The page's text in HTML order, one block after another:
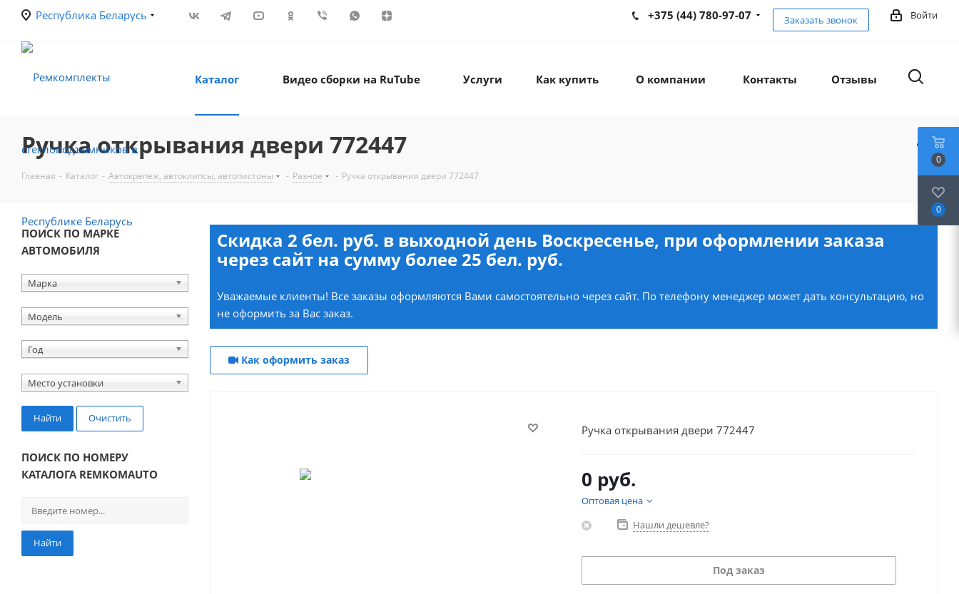
Республика Беларусь Войти
+375 (44) 780-97-07 Заказать звонок
Каталог Видео сборки на RuTube Услуги Как купить О компании Контакты Отзывы
Ручка открывания двери 772447
Главная - Каталог - Автокрепеж, автоклипсы, автопистоны - Разное - Ручка открывания двери 772447
ПОИСК ПО МАРКЕ
АВТОМОБИЛЯ
Марка
Модель
Год
Место установки
Найти Очистить
ПОИСК ПО НОМЕРУ
КАТАЛОГА REMKOMAUTO
Найти
Скидка 2 бел. руб. в выходной день Воскресенье, при оформлении заказа
через сайт на сумму более 25 бел. руб.
Уважаемые клиенты! Все заказы оформляются Вами самостоятельно через сайт. По телефону менеджер может дать консультацию, но
не оформить за Вас заказ.
Как оформить заказ
Ручка открывания двери 772447
0 руб.
Оптовая цена
Нашли дешевле?
Под заказ
0
0